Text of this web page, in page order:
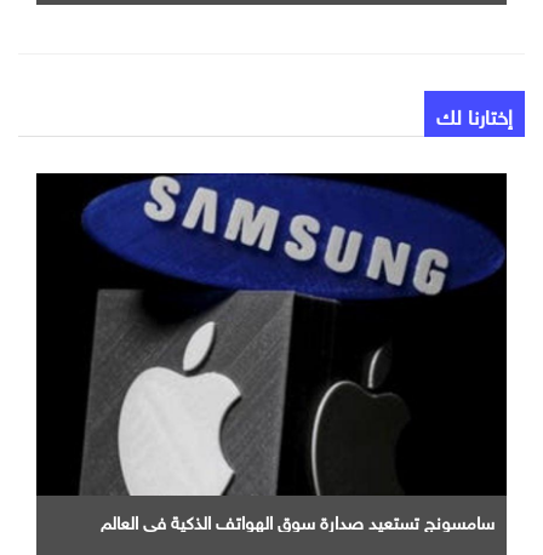
إختارنا لك
سامسونج تستعيد صدارة سوق الهواتف الذكية في العالم